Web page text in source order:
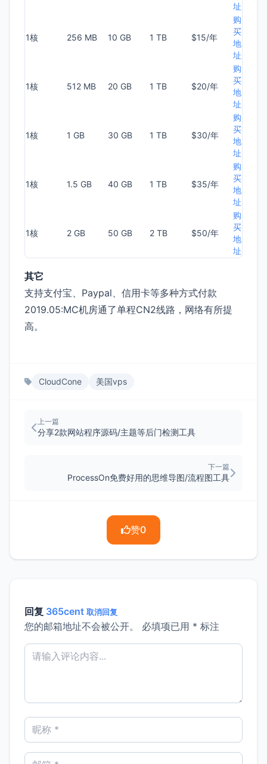
址
1核 256 MB 10 GB 1 TB $15/年
购
买
地
址
1核 512 MB 20 GB 1 TB $20/年
购
买
地
址
1核 1 GB 30 GB 1 TB $30/年
购
买
地
址
1核 1.5 GB 40 GB 1 TB $35/年
购
买
地
址
1核 2 GB 50 GB 2 TB $50/年
购
买
地
址
其它
支持支付宝、Paypal、信用卡等多种方式付款
2019.05:MC机房通了单程CN2线路，网络有所提
高。
CloudCone 美国vps
上一篇
分享2款网站程序源码/主题等后门检测工具
下一篇
ProcessOn免费好用的思维导图/流程图工具
赞0
回复 365cent 取消回复
您的邮箱地址不会被公开。 必填项已用 * 标注